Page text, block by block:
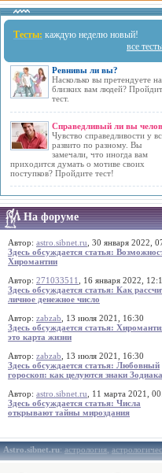
Тесты: каждую неделю новый!
все
Ревнивы ли вы?
Насколько вы претендуете на
близких вам людей?
тест.
Справедливый ли вы
Чувство справедливости у
развито по разному. Вы
замечали, что иногда вам
приходится думать о мотиве своих
поступков? Пройдите тест!
На форуме
Автор: astro.sibnet.ru , 30 января 2022,
Здесь обсуждается статья:
Хиромантии
Автор: 271033511
, 16 января 2022,
Здесь обсуждается статья: Как
личное денежное число
Автор: zabzab , 13 июля 2021, 16:30
Здесь обсуждается статья:
это карта жизни
Автор: zabzab , 13 июля 2021, 16:30
Здесь обсуждается статья: Любовный
гороскоп: как целуются знаки Зодиака
Автор: astro.sibnet.ru , 11 марта 2021,
Здесь обсуждается статья: Числа
открывают тайны мироздания
Astro.sibnet.ru:астрология,